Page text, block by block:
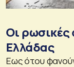
Οι ρωσικές
Ελλάδας
Εως ότου